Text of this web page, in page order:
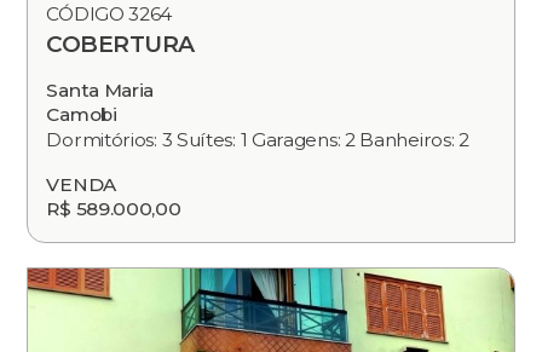
CÓDIGO 3264
COBERTURA
Santa Maria
Camobi
Dormitórios: 3 Suítes: 1 Garagens: 2 Banheiros: 2
VENDA
R$ 589.000,00